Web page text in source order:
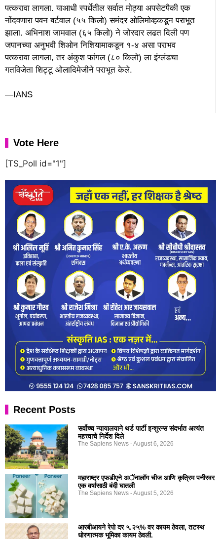
पत्करावा लागला. याआधी स्पर्धेतील सर्वात मोठ्या अपसेटपैकी एक
नोंदवणारा पवन बर्टवाल (५५ किलो) समंदर ओलिमोव्हकडून पराभूत
झाला. अभिनाश जामवाल (६५ किलो) ने जोरदार लढत दिली पण
जपानच्या अनुभवी शिओन निशियामाकडून १-४ असा पराभव
पत्करावा लागला, तर अंकुश फांगल (८० किलो) ला इंग्लंडचा
गतविजेता शिट्टू ओलादिमेजीने पराभूत केले.
—IANS
Vote Here
[TS_Poll id="1"]
Recent Posts
सर्वोच्च न्यायालयाने थर्ड पार्टी इन्शुरन्स संदर्भात अत्यंत
महत्त्वाचे निर्देश दिले
The Sapiens News August 6, 2026
महाराष्ट्र एफडीएने अॅनालॉग चीज आणि कृत्रिम पनीरवर
एक वर्षासाठी बंदी घातली
The Sapiens News August 5, 2026
आरबीआयने रेपो दर ५.२५% वर कायम ठेवला, तटस्थ
धोरणात्मक भूमिका कायम ठेवली.